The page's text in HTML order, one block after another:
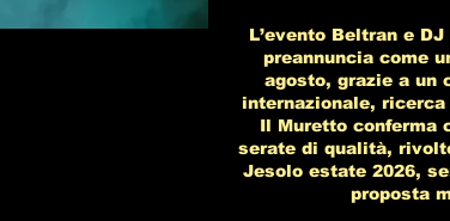
L’evento Beltran e
preannuncia come
agosto, grazie a un
internazionale,
Il Muretto conferma
serate di qualità,
Jesolo estate 2026,
proposta